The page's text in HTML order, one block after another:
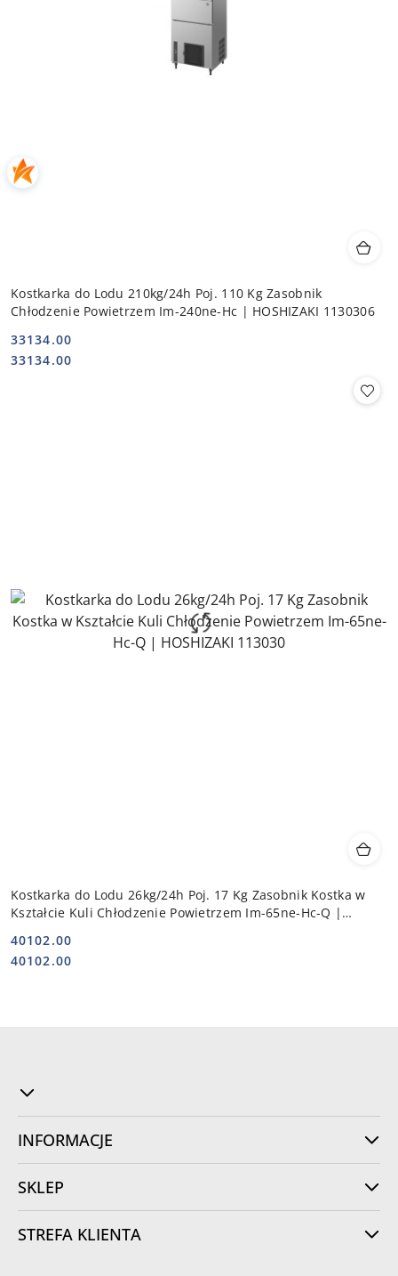
Kostkarka do Lodu 210kg/24h Poj. 110 Kg Zasobnik
Chłodzenie Powietrzem Im-240ne-Hc | HOSHIZAKI 1130306
Cena:
33134.00
Cena:
33134.00
Kostkarka do Lodu 26kg/24h Poj. 17 Kg Zasobnik Kostka w
Kształcie Kuli Chłodzenie Powietrzem Im-65ne-Hc-Q |
Cena:
40102.00
Cena:
40102.00
INFORMACJE
SKLEP
STREFA KLIENTA